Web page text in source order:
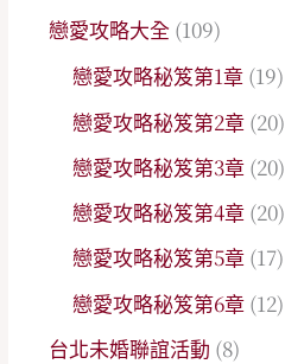
戀愛攻略大全 (109)
戀愛攻略秘笈第1章 (19)
戀愛攻略秘笈第2章 (20)
戀愛攻略秘笈第3章 (20)
戀愛攻略秘笈第4章 (20)
戀愛攻略秘笈第5章 (17)
戀愛攻略秘笈第6章 (12)
台北未婚聯誼活動 (8)